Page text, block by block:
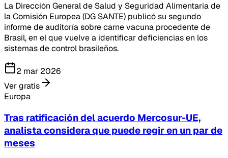
La Dirección General de Salud y Seguridad Alimentaria de
la Comisión Europea (DG SANTE) publicó su segundo
informe de auditoría sobre carne vacuna procedente de
Brasil, en el que vuelve a identificar deficiencias en los
sistemas de control brasileños.
2 mar 2026
Ver gratis
Europa
Tras ratificación del acuerdo Mercosur-UE,
analista considera que puede regir en un par de
meses